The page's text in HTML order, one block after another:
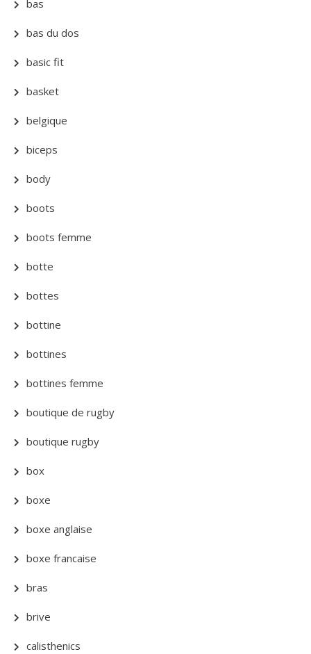
bas
bas du dos
basic fit
basket
belgique
biceps
body
boots
boots femme
botte
bottes
bottine
bottines
bottines femme
boutique de rugby
boutique rugby
box
boxe
boxe anglaise
boxe francaise
bras
brive
calisthenics